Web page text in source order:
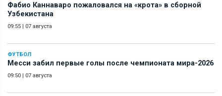
Фабио Каннаваро пожаловался на «крота» в сборной
Узбекистана
09:55 | 07 августа
ФУТБОЛ
Месси забил первые голы после чемпионата мира-2026
09:50 | 07 августа